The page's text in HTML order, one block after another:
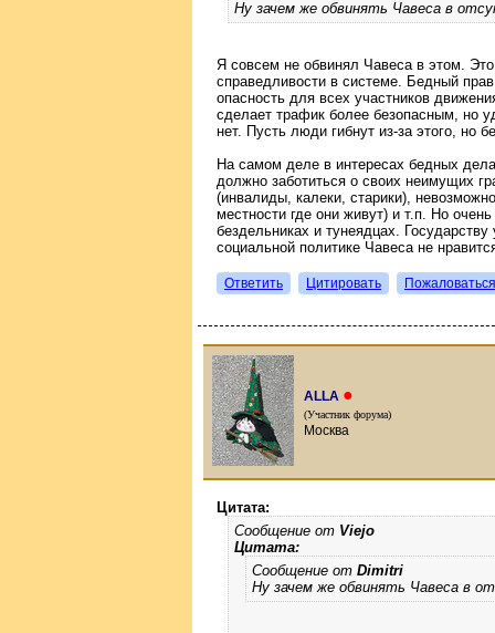
Ну зачем же обвинять Чавеса в
Я совсем не обвинял Чавеса в этом.
справедливости в системе. Бедный
опасность для всех участников
сделает трафик более безопасным, но
нет. Пусть люди гибнут из-за этого, но
На самом деле в интересах бедных
должно заботиться о своих неимущих
(инвалиды, калеки, старики),
местности где они живут) и т.п. Но
бездельниках и тунеядцах.
социальной политике Чавеса не
Ответить Цитировать Пожаловаться
ALLA ●
(Участник форума)
Москва
Цитата:
Сообщение от Viejo
Цитата:
Сообщение от Dimitri
Ну зачем же обвинять Чавеса в